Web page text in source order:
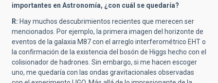
importantes en Astronomía, ¿con cuál se quedaría?
R: Hay muchos descubrimientos recientes que merecen ser
mencionados. Por ejemplo, la primera imagen del horizonte de
eventos de la galaxia M87 con el arreglo interferométrico EHT o
la confirmación de la existencia del bosón de Higgs hecho con el
colisionador de hadrones. Sin embargo, si me hacen escoger
uno, me quedaría con las ondas gravitacionales observadas